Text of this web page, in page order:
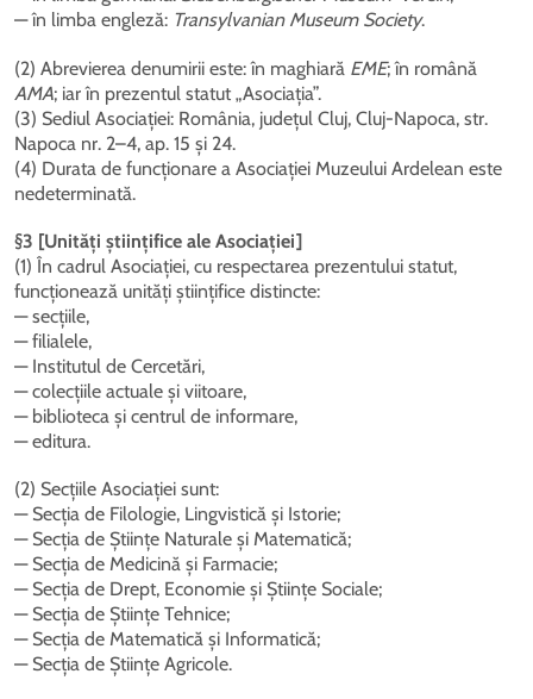
— în limba engleză: Transylvanian Museum Society.
(2) Abrevierea denumirii este: în maghiară EME; în română
AMA; iar în prezentul statut „Asociația”.
(3) Sediul Asociației: România, județul Cluj, Cluj-Napoca, str.
Napoca nr. 2–4, ap. 15 și 24.
(4) Durata de funcționare a Asociației Muzeului Ardelean este
nedeterminată.
§3 [Unități științifice ale Asociației]
(1) În cadrul Asociației, cu respectarea prezentului statut,
funcționează unități științifice distincte:
— secțiile,
— filialele,
— Institutul de Cercetări,
— colecțiile actuale și viitoare,
— biblioteca și centrul de informare,
— editura.
(2) Secțiile Asociației sunt:
— Secția de Filologie, Lingvistică și Istorie;
— Secția de Științe Naturale și Matematică;
— Secția de Medicină și Farmacie;
— Secția de Drept, Economie și Științe Sociale;
— Secția de Științe Tehnice;
— Secția de Matematică și Informatică;
— Secția de Științe Agricole.